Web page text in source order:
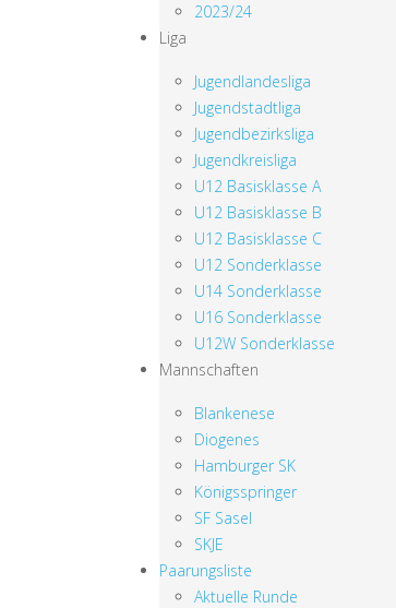
2023/24
Liga
Jugendlandesliga
Jugendstadtliga
Jugendbezirksliga
Jugendkreisliga
U12 Basisklasse A
U12 Basisklasse B
U12 Basisklasse C
U12 Sonderklasse
U14 Sonderklasse
U16 Sonderklasse
U12W Sonderklasse
Mannschaften
Blankenese
Diogenes
Hamburger SK
Königsspringer
SF Sasel
SKJE
Paarungsliste
Aktuelle Runde